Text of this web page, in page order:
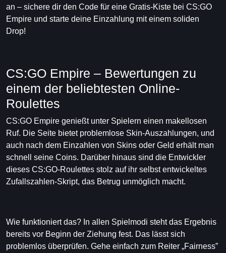
an – sichere dir den Code für eine Gratis-Kiste bei CS:GO
Empire und starte deine Einzahlung mit einem soliden
Drop!
CS:GO Empire – Bewertungen zu
einem der beliebtesten Online-
Roulettes
CS:GO Empire genießt unter Spielern einen makellosen
Ruf. Die Seite bietet problemlose Skin-Auszahlungen, und
auch nach dem Einzahlen von Skins oder Geld erhält man
schnell seine Coins. Darüber hinaus sind die Entwickler
dieses CS:GO-Roulettes stolz auf ihr selbst entwickeltes
Zufallszahlen-Skript, das Betrug unmöglich macht.
Wie funktioniert das? In allen Spielmodi steht das Ergebnis
bereits vor Beginn der Ziehung fest. Das lässt sich
problemlos überprüfen. Gehe einfach zum Reiter „Fairness”